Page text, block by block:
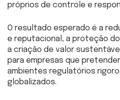
próprios de controle e
O resultado esperado é a
e reputacional, a proteção
a criação de valor
para empresas que
ambientes regulatórios
globalizados.